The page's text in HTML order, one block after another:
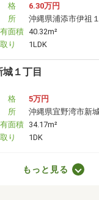
格
6.30万円
所
沖縄県浦添市伊祖１
面積 40.32m²
り
1LDK
１丁目
格
5万円
所
沖縄県宜野湾市新
面積 34.17m²
り
1DK
１丁目もっと見る